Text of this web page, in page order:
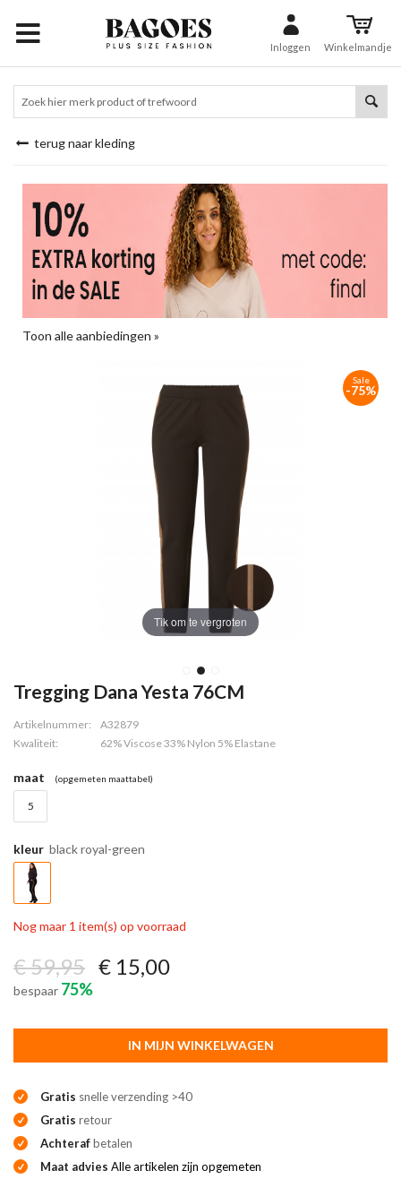
Inloggen Winkelmandje
terug naar kleding
Toon alle aanbiedingen »
Tik om te vergroten
Sale
-75%
Tregging Dana Yesta 76CM
Artikelnummer:
A32879
Kwaliteit:
62% Viscose 33% Nylon 5% Elastane
maat (opgemeten maattabel)
5
kleur black royal-green
Nog maar 1 item(s) op voorraad
€ 59,95 € 15,00
bespaar 75%
IN MIJN WINKELWAGEN
Gratis snelle verzending >40
Gratis retour
Achterafbetalen
Maat advies Alle artikelen zijn opgemeten